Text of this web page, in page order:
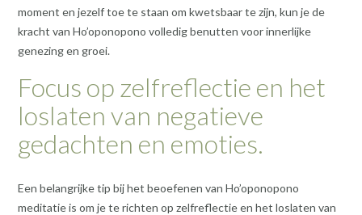
moment en jezelf toe te staan om kwetsbaar te zijn, kun je de
kracht van Ho’oponopono volledig benutten voor innerlijke
genezing en groei.
Focus op zelfreflectie en het
loslaten van negatieve
gedachten en emoties.
Een belangrijke tip bij het beoefenen van Ho’oponopono
meditatie is om je te richten op zelfreflectie en het loslaten van